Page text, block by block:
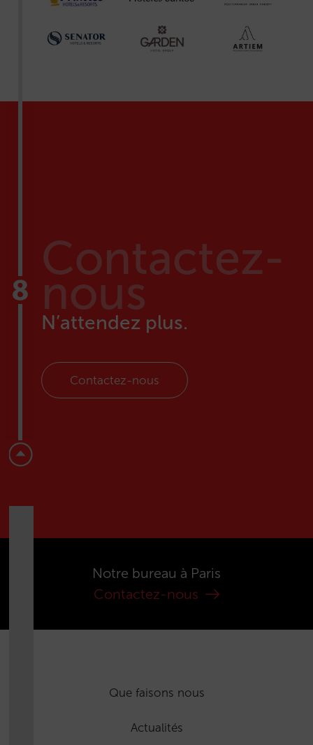
Contactez-
nous
N’attendez plus.
Contactez-nous
Notre bureau à Paris
Contactez-nous
Que faisons nous
Actualités